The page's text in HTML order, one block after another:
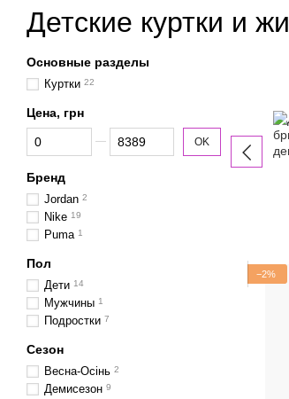
Детские куртки и
−2%
Основные разделы
Куртки 22
Цена, грн
От Цена, грн
До Цена, грн OK
Бренд
Jordan 2
Nike 19
Puma 1
Пол
Дети 14
Мужчины 1
Подростки 7
Сезон
Весна-Осінь 2
Демисезон 9